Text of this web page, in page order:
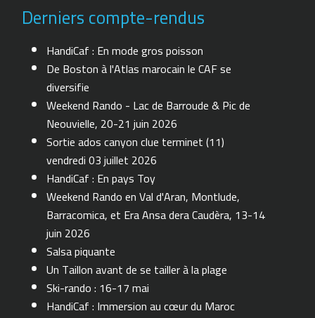
Derniers compte-rendus
HandiCaf : En mode gros poisson
De Boston à l'Atlas marocain le CAF se
diversifie
Weekend Rando - Lac de Barroude & Pic de
Neouvielle, 20-21 juin 2026
Sortie ados canyon clue terminet (11)
vendredi 03 juillet 2026
HandiCaf : En pays Toy
Weekend Rando en Val d'Aran, Montlude,
Barracomica, et Era Ansa dera Caudèra, 13-14
juin 2026
Salsa piquante
Un Taillon avant de se tailler à la plage
Ski-rando : 16-17 mai
HandiCaf : Immersion au cœur du Maroc